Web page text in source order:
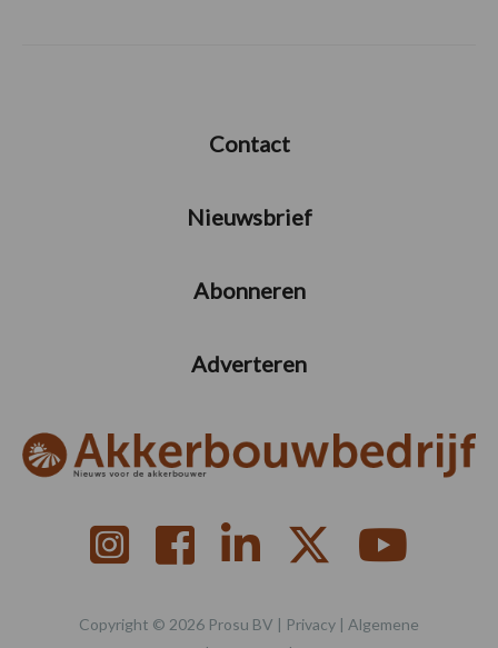
Contact
Nieuwsbrief
Abonneren
Adverteren
Copyright © 2026 Prosu BV | Privacy | Algemene